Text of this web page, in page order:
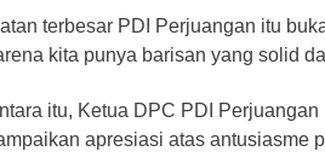
terbesar PDI Perjuangan itu
kita punya barisan yang solid
itu, Ketua DPC PDI
apresiasi atas antusiasme